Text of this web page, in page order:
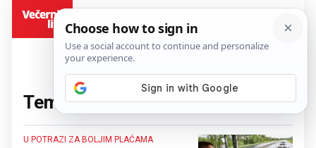
Tema:vozači(223 članaka)
U POTRAZI ZA BOLJIM PLAĆAMA